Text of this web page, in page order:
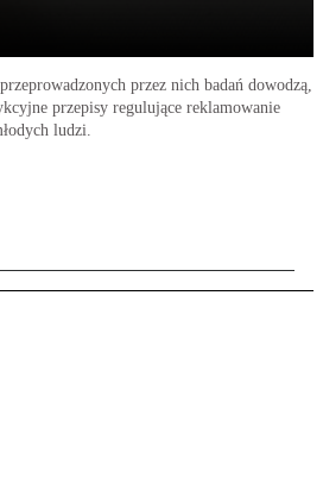
przez nich badań dowodzą,
przepisy regulujące reklamowanie
ludzi.